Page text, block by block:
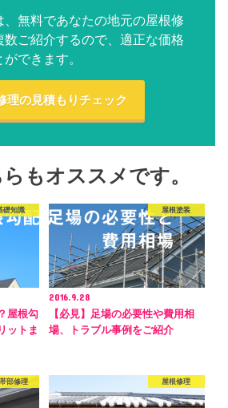
、無料であなたの地元の屋根修
ご紹介するので、適正な価格
できます。
理の見積もりチェック
もオススメです。
礎知識
屋根勾
ットま
屋根塗装
2016.9.28
【必見】足場の必要性や費用相
場、トラブル事例をご紹介
部修理 屋根修理